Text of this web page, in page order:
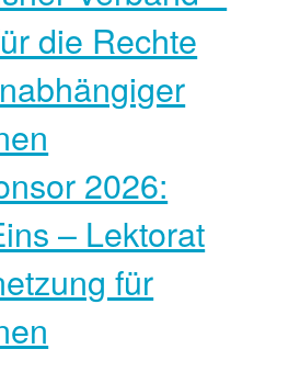
die Rechte
2026:
– Lektorat
für